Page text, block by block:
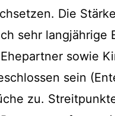
Die
sehr langjährige
sowie
sein
zu.